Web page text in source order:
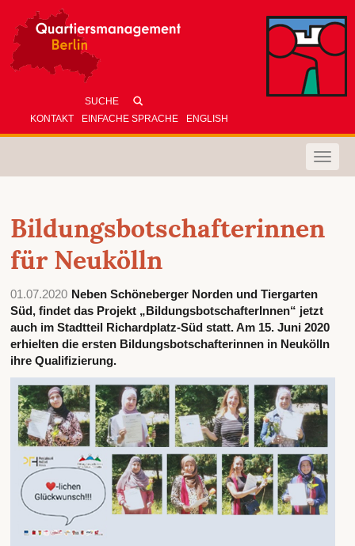
KONTAKT EINFACHE SPRACHE ENGLISH
Toggle
Bildungsbotschafterinnen
für Neukölln
01.07.2020 Neben Schöneberger Norden und Tiergarten
Süd, findet das Projekt „BildungsbotschafterInnen“ jetzt
auch im Stadtteil Richardplatz-Süd statt. Am 15. Juni 2020
erhielten die ersten Bildungsbotschafterinnen in Neukölln
ihre Qualifizierung.